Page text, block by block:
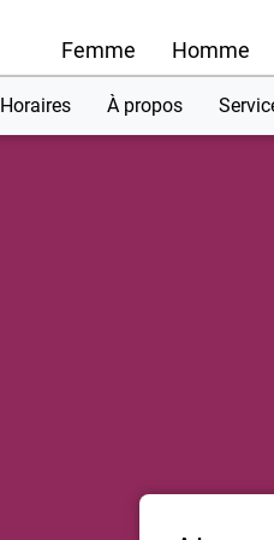
Femme Homme
Horaires À propos